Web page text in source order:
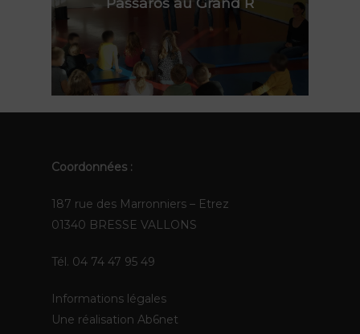
Coordonnées :
187 rue des Marronniers – Etrez
01340 BRESSE VALLONS
Tél. 04 74 47 95 49
Informations légales
Une réalisation Ab6net
FR